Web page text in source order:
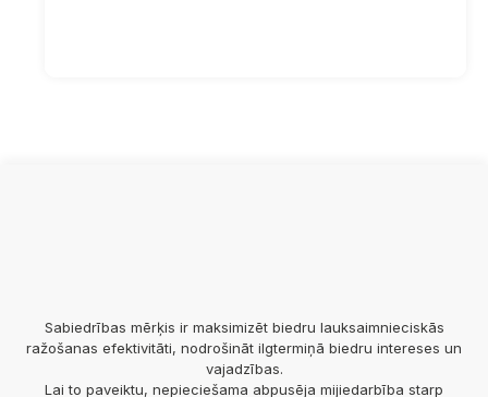
Sabiedrības mērķis ir maksimizēt biedru lauksaimnieciskās
ražošanas efektivitāti, nodrošināt ilgtermiņā biedru intereses un
vajadzības.
Lai to paveiktu, nepieciešama abpusēja mijiedarbība starp